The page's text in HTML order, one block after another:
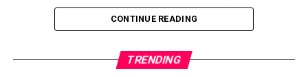
താന്‍ കേന്ദ്രമന്ത്രിയെ കാണാന്‍ പോയിട്ടുണ്ടെന്ന്
ബ്രിട്ടാസ് സമ്മതിക്കുകയും ചെയ്തിരുന്നു. ഇതിന്
പ്രതിഷേധവുമായി പ്രതിപക്ഷം രംഗത്തെത്തിയിരുന്നു.
CONTINUE READING
TRENDING